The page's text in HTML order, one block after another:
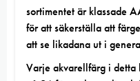
sortimentet är klassade
för att säkerställa att
att se likadana ut i
Varje akvarellfärg i detta